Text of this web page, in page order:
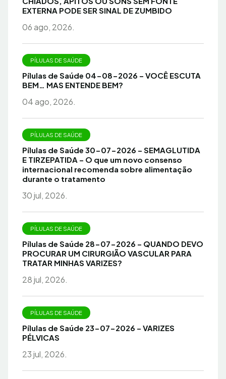
EXTERNA PODE SER SINAL DE ZUMBIDO
06 ago, 2026.
PÍLULAS DE SAÚDE
Pílulas de Saúde 04-08-2026 – VOCÊ ESCUTA
BEM… MAS ENTENDE BEM?
04 ago, 2026.
PÍLULAS DE SAÚDE
Pílulas de Saúde 30-07-2026 – SEMAGLUTIDA
E TIRZEPATIDA – O que um novo consenso
internacional recomenda sobre alimentação
durante o tratamento
30 jul, 2026.
PÍLULAS DE SAÚDE
Pílulas de Saúde 28-07-2026 – QUANDO DEVO
PROCURAR UM CIRURGIÃO VASCULAR PARA
TRATAR MINHAS VARIZES?
28 jul, 2026.
PÍLULAS DE SAÚDE
Pílulas de Saúde 23-07-2026 – VARIZES
PÉLVICAS
23 jul, 2026.